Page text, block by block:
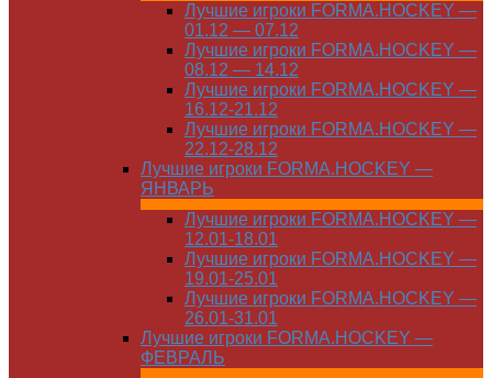
Лучшие игроки FORMA.HOCKEY —
01.12 — 07.12
Лучшие игроки FORMA.HOCKEY —
08.12 — 14.12
Лучшие игроки FORMA.HOCKEY —
16.12-21.12
Лучшие игроки FORMA.HOCKEY —
22.12-28.12
Лучшие игроки FORMA.HOCKEY —
ЯНВАРЬ
Лучшие игроки FORMA.HOCKEY —
12.01-18.01
Лучшие игроки FORMA.HOCKEY —
19.01-25.01
Лучшие игроки FORMA.HOCKEY —
26.01-31.01
Лучшие игроки FORMA.HOCKEY —
ФЕВРАЛЬ